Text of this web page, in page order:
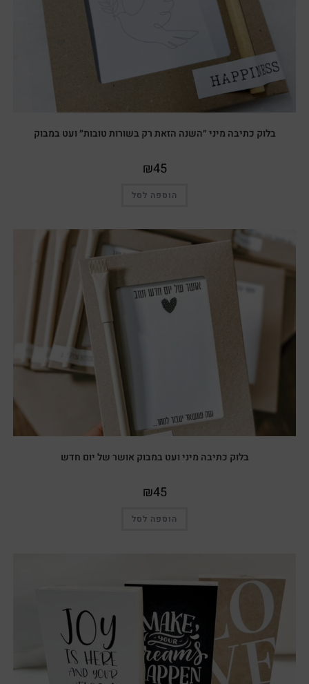
בלוק כתיבה מיני ״השנה הזאת רק בשורות טובות״ ועט במבוק
₪45
הוספה לסל
בלוק כתיבה מיני ועט במבוק אושר של יום חדש
₪45
הוספה לסל